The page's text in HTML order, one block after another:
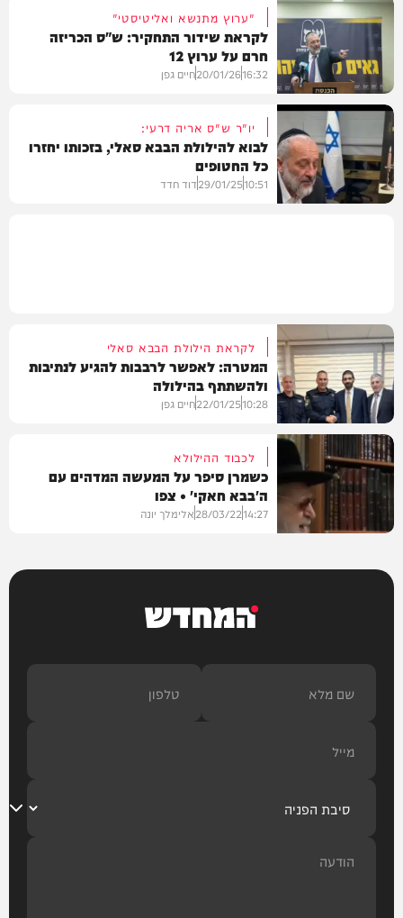
חדשות
חדשות
"ערוץ מתנשא ואליטיסטי"
לקראת שידור התחקיר: ש"ס הכריזה
חרם על ערוץ 12
16:32
20/01/26חיים גפן
יו"ר ש"ס אריה דרעי:
לבוא להילולת הבבא סאלי, בזכותו יחזרו
כל החטופים
10:51
29/01/25דוד חדד
חדשות
לקראת הילולת הבבא סאלי
המטרה: לאפשר לרבבות להגיע לנתיבות
ולהשתתף בהילולה
10:28
22/01/25חיים גפן
לכבוד ההילולא
כשמרן סיפר על המעשה המדהים עם
ה'בבא חאקי' • צפו
14:27
28/03/22אלימלך יונה
המחדש